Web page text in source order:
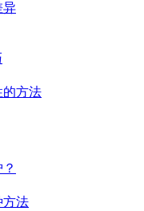
异
的方法
方法